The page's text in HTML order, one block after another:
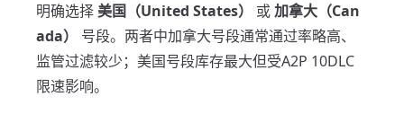
明确选择 美国（United States） 或加拿大（Can
ada）
号段。两者中加拿大号段通常通过率略高、
监管过滤较少；美国号段库存最大但受A2P 10DLC
限速影响。